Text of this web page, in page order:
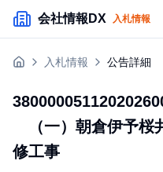
メインコンテンツにスキップ
会社情報DX 入札情報
入札情報
助成金・補助金
企業検索
入札情報 公告詳細
（一）朝倉伊予桜
修工事